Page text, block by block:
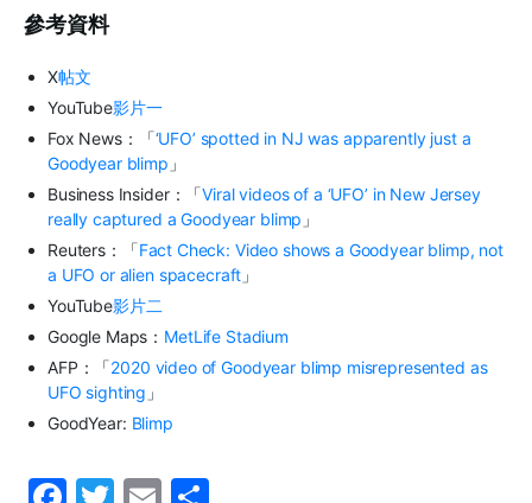
參考資料
X帖文
YouTube影片一
Fox News：「‘UFO’ spotted in NJ was apparently just a
Goodyear blimp 」
Business Insider：「Viral videos of a ‘UFO’ in New Jersey
really captured a Goodyear blimp 」
Reuters：「Fact Check: Video shows a Goodyear blimp, not
a UFO or alien spacecraft 」
YouTube影片二
Google Maps： MetLife Stadium
AFP：「2020 video of Goodyear blimp misrepresented as
UFO sighting 」
GoodYear: Blimp